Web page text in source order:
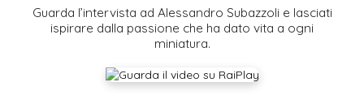
Guarda l’intervista ad Alessandro Subazzoli e lasciati
ispirare dalla passione che ha dato vita a ogni
miniatura.